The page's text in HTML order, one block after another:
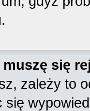
się
zależy to
się